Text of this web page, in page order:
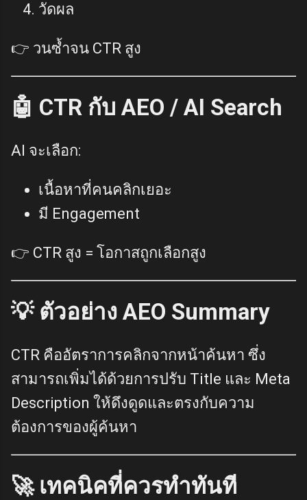
วัดผล
👉 วนซ้ำจน CTR สูง
🤖 CTR กับ AEO / AI Search
AI จะเลือก:
เนื้อหาที่คนคลิกเยอะ
มี Engagement
👉 CTR สูง = โอกาสถูกเลือกสูง
💡 ตัวอย่าง AEO Summary
CTR คืออัตราการคลิกจากหน้าค้นหา ซึ่ง
สามารถเพิ่มได้ด้วยการปรับ Title และ Meta
Description ให้ดึงดูดและตรงกับความ
ต้องการของผู้ค้นหา
🚀 เทคนิคที่ควรทำทันที